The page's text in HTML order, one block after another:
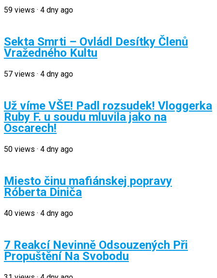
59 views · 4 dny ago
Sekta Smrti – Ovládl Desítky Členů
Vražedného Kultu
57 views · 4 dny ago
Už víme VŠE! Padl rozsudek! Vloggerka
Ruby F. u soudu mluvila jako na
Oscarech!
50 views · 4 dny ago
Miesto činu mafiánskej popravy
Róberta Diniča
40 views · 4 dny ago
7 Reakcí Nevinně Odsouzených Při
Propuštění Na Svobodu